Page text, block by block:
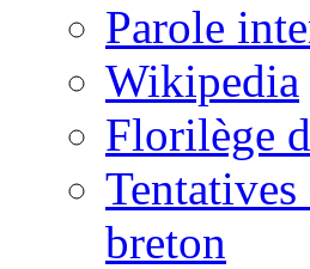
Parole
Wikipedia
Florilège
breton